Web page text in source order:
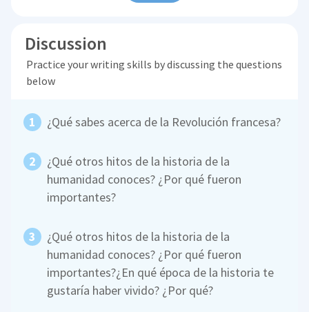
Discussion
Practice your writing skills by discussing the questions
below
¿Qué sabes acerca de la Revolución francesa?
¿Qué otros hitos de la historia de la
humanidad conoces? ¿Por qué fueron
importantes?
¿Qué otros hitos de la historia de la
humanidad conoces? ¿Por qué fueron
importantes?¿En qué época de la historia te
gustaría haber vivido? ¿Por qué?